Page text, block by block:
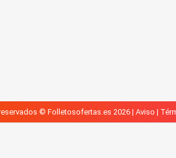
© Folletosofertas.es 2026 | Aviso |